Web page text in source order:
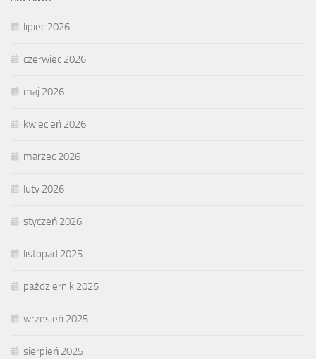
lipiec 2026
czerwiec 2026
maj 2026
kwiecień 2026
marzec 2026
luty 2026
styczeń 2026
listopad 2025
październik 2025
wrzesień 2025
sierpień 2025